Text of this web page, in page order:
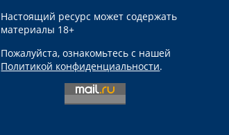
Настоящий ресурс может содержать
материалы 18+
Пожалуйста, ознакомьтесь с нашей
Политикой конфиденциальности.